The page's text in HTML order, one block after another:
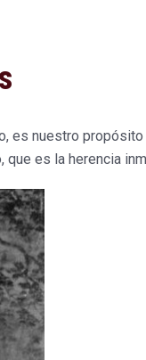
es nuestro
es la herencia